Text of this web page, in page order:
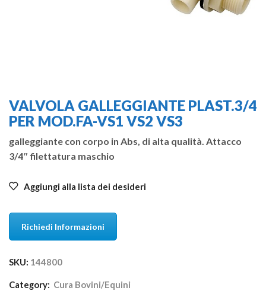
VALVOLA GALLEGGIANTE PLAST.3/4
PER MOD.FA-VS1 VS2 VS3
galleggiante con corpo in Abs, di alta qualità. Attacco
3/4″ filettatura maschio
Aggiungi alla lista dei desideri
Richiedi Informazioni
SKU: 144800
Category: Cura Bovini/Equini